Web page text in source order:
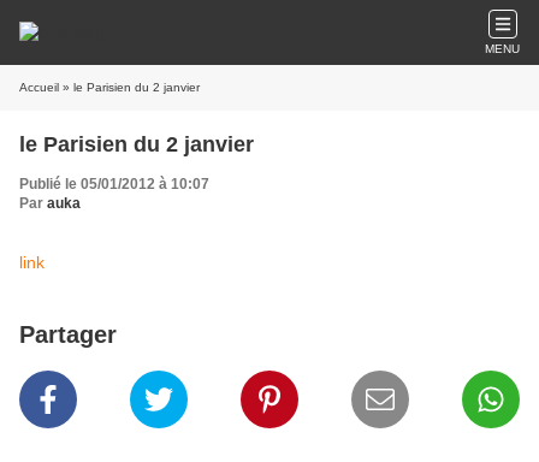
MENU
Accueil » le Parisien du 2 janvier
le Parisien du 2 janvier
Publié le 05/01/2012 à 10:07
Par auka
link
Partager